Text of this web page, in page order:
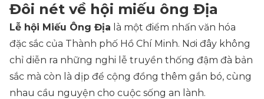
Đôi nét về hội miếu ông Địa
Lễ hội Miếu Ông Địa là một điểm nhấn văn hóa
đặc sắc của Thành phố Hồ Chí Minh. Nơi đây không
chỉ diễn ra những nghi lễ truyền thống đậm đà bản
sắc mà còn là dịp để cộng đồng thêm gắn bó, cùng
nhau cầu nguyện cho cuộc sống an lành.